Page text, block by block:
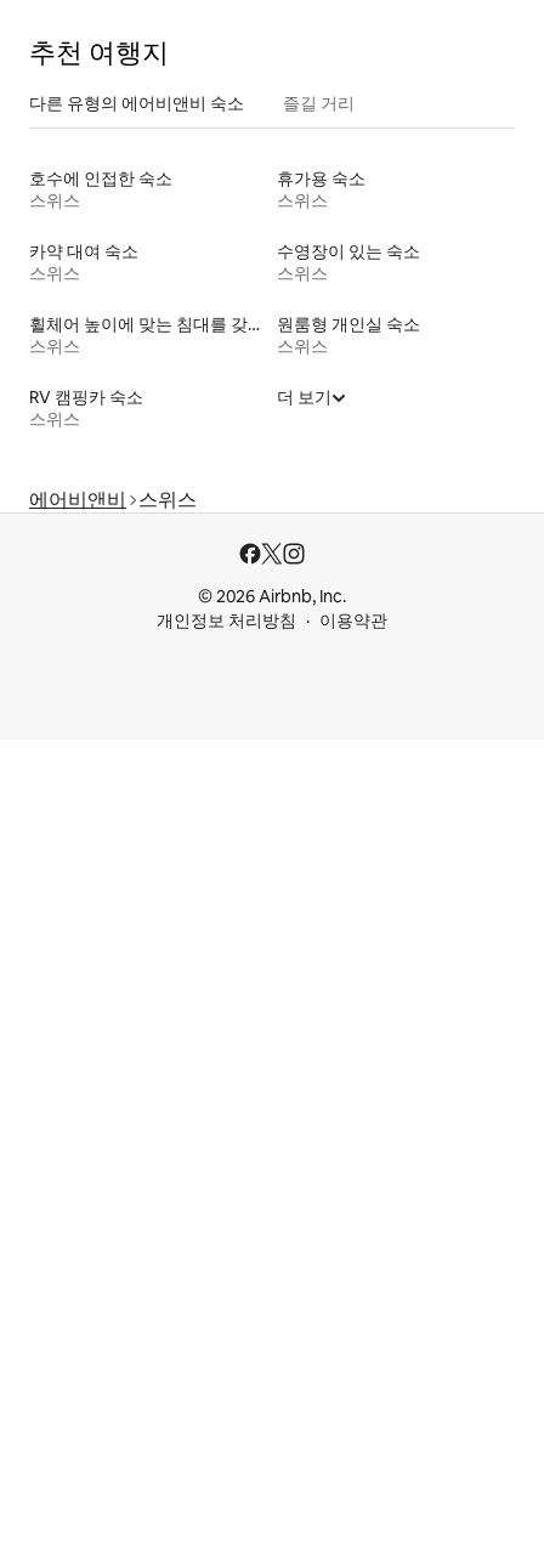
추천 여행지
다른 유형의 에어비앤비 숙소 즐길 거리
호수에 인접한 숙소
스위스
휴가용 숙소
스위스
카약 대여 숙소
스위스
수영장이 있는 숙소
스위스
휠체어 높이에 맞는 침대를 갖춘 숙소
스위스
원룸형 개인실 숙소
스위스
RV 캠핑카 숙소
스위스
더 보기
에어비앤비 스위스
© 2026 Airbnb, Inc.
개인정보 처리방침
이용약관